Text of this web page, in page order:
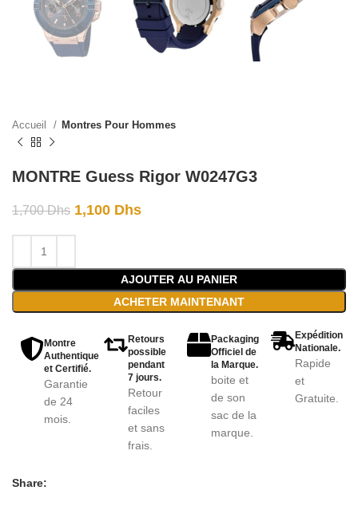
Accueil Montres Pour Hommes
MONTRE Guess Rigor W0247G3
1,700Dhs 1,100 Dhs
AJOUTER AU PANIER
ACHETER MAINTENANT
Montre
Authentique
et Certifié.
Garantie
de 24
mois.
Retours
possible
pendant
7 jours.
Retour
faciles
et sans
frais.
Packaging
Officiel de
la Marque.
boite et
de son
sac de la
marque.
Expédition
Nationale.
Rapide
et
Gratuite.
Share: